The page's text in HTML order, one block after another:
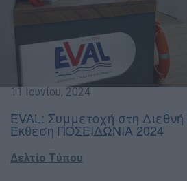
BOAT & FISHING SHOW 2025
11 Ιουνίου, 2024
EVAL: Συμμετοχή στη
Έκθεση ΠΟΣΕΙΔΩΝΙΑ 2024
Δελτίο Τύπου